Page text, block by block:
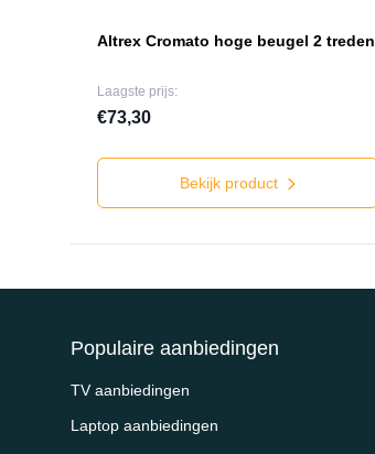
Altrex Cromato hoge beugel 2 treden
Laagste prijs:
€73,30
Bekijk product
Populaire aanbiedingen
TV aanbiedingen
Laptop aanbiedingen